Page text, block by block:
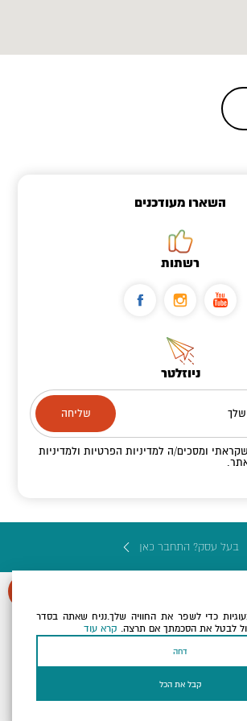
השארו מעודכנים
רשתות
ניוזלטר
ומסכים/הלמדיניות הפרטיות ולמדיניות
בעל עסק? התחבר כאן
כל הזכויות שמורות לארץ ים המלח ©
כדי לשפר את החוויה שלך.נניח שאתה בסדר
לבטל את הסכמתך אם תרצה. קרא עוד
דחה
קבל את הכל